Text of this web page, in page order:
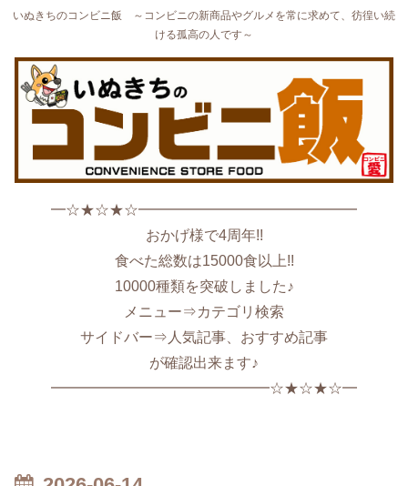
いぬきちのコンビニ飯 ～コンビニの新商品やグルメを常に求めて、彷徨い続
ける孤高の人です～
━☆★☆★☆━━━━━━━━━━━━━━━
おかげ様で4周年!!
食べた総数は15000食以上!!
10000種類を突破しました♪
メニュー⇒カテゴリ検索
サイドバー⇒人気記事、おすすめ記事
が確認出来ます♪
━━━━━━━━━━━━━━━☆★☆★☆━